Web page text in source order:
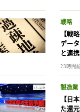
戦略
【戦
デー
と連
23時間
製造業
【日
た還